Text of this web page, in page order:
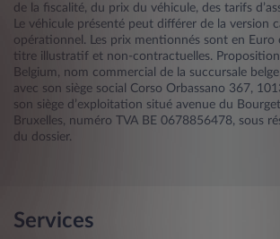
de la fiscalité, du prix du véhicule, des tarifs
Le véhicule présenté peut différer de la version
opérationnel. Les prix mentionnés sont en Euro
titre illustratif et non-contractuelles. Proposition
Belgium, nom commercial de la succursale belge
avec son siège social Corso Orbassano 367,
son siège d’exploitation situé avenue du
Bruxelles, numéro TVA BE 0678856478, sous
du dossier.
Services